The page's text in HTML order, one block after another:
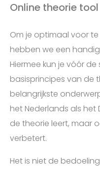
Online theorie tool
Om je optimaal voor
hebben we een
Hiermee kun je vóór
basisprincipes van de
belangrijkste
het Nederlands als het
de theorie leert, maar
verbetert.
Het is niet de